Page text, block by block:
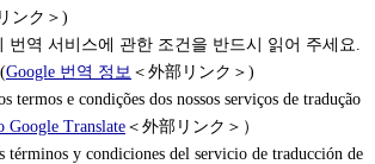
ンク＞)
번역 서비스에 관한 조건을 반드시 읽어 주세요.
Google 번역 정보 ＜外部リンク＞ )
termos e condições dos nossos serviços de tradução
Google Translate ＜外部リンク＞ ）
términos y condiciones del servicio de traducción de